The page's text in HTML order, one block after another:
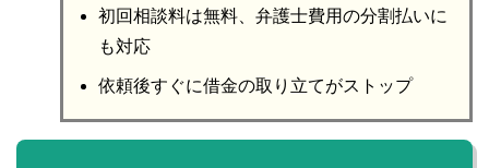
初回相談料は無料、弁護士費用の分割払いに
も対応
依頼後すぐに借金の取り立てがストップ